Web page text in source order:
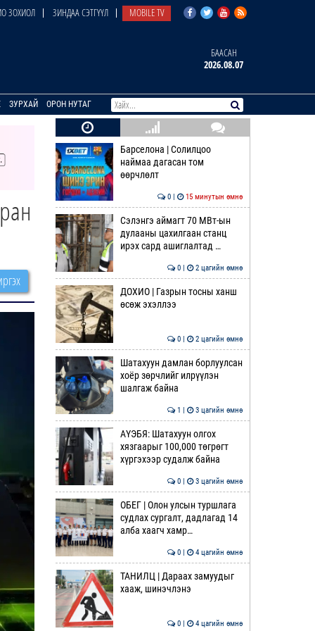
ЗОХИОЛ ЗИНДАА СЭТГҮҮЛ MOBILE TV
БААСАН
2026.08.07
ЗУРХАЙ ОРОН НУТАГ
Барселона | Солилцоо
наймаа дагасан том
өөрчлөлт
0 | 15 минутын өмнө
Сэлэнгэ аймагт 70 МВт-ын
дулааны цахилгаан станц
ирэх сард ашиглалтад …
0 | 2 цагийн өмнө
ДОХИО | Газрын тосны ханш
өсөж эхэллээ
0 | 2 цагийн өмнө
Шатахуун дамлан борлуулсан
хоёр зөрчлийг илрүүлэн
шалгаж байна
1 | 3 цагийн өмнө
АҮЭБЯ: Шатахуун олгох
хязгаарыг 100,000 төгрөгт
хүргэхээр судалж байна
0 | 3 цагийн өмнө
ОБЕГ | Олон улсын туршлага
судлах сургалт, дадлагад 14
алба хаагч хамр…
0 | 4 цагийн өмнө
ТАНИЛЦ | Дараах замуудыг
хааж, шинэчлэнэ
0 | 4 цагийн өмнө